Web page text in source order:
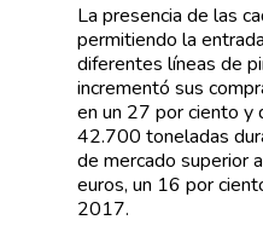
La presencia de las
permitiendo la
diferentes líneas de
incrementó sus
en un 27 por ciento y
42.700 toneladas
de mercado superior
euros, un 16 por
2017.